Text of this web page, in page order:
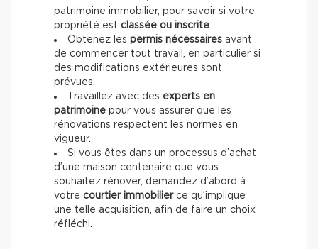
patrimoine immobilier, pour savoir si votre
propriété est classée ou inscrite
Obtenez les permis nécessaires avant
de commencer tout travail, en particulier si
des modifications extérieures sont
prévues.
Travaillez avec des experts en
patrimoine pour vous assurer que les
rénovations respectent les normes en
vigueur.
Si vous êtes dans un processus d’achat
d’une maison centenaire que vous
souhaitez rénover, demandez d’abord à
votre courtier immobilierce qu’implique
une telle acquisition, afin de faire un choix
réfléchi.